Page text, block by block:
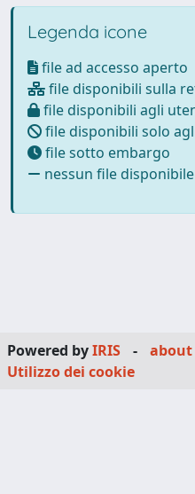
Legenda icone
file ad accesso aperto
file disponibili sulla
file disponibili agli
file disponibili solo
file sotto embargo
nessun file disponibile
Powered byIRIS - about
Utilizzo dei cookie